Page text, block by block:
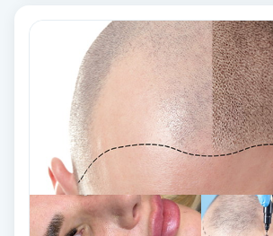
Yoga
Yoga Nidra
Yogamassage
Zonterapi